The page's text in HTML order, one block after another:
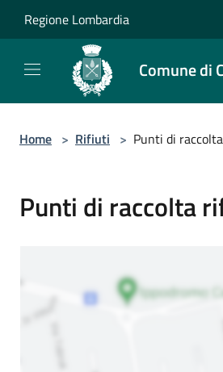
Regione Lombardia
Comune di
Home > Rifiuti > Punti di
Punti di raccolta